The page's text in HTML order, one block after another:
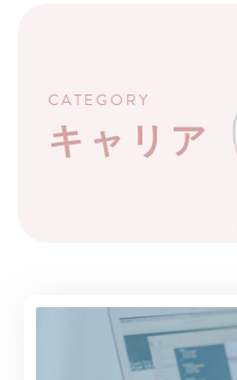
CATEGORY
キャリア